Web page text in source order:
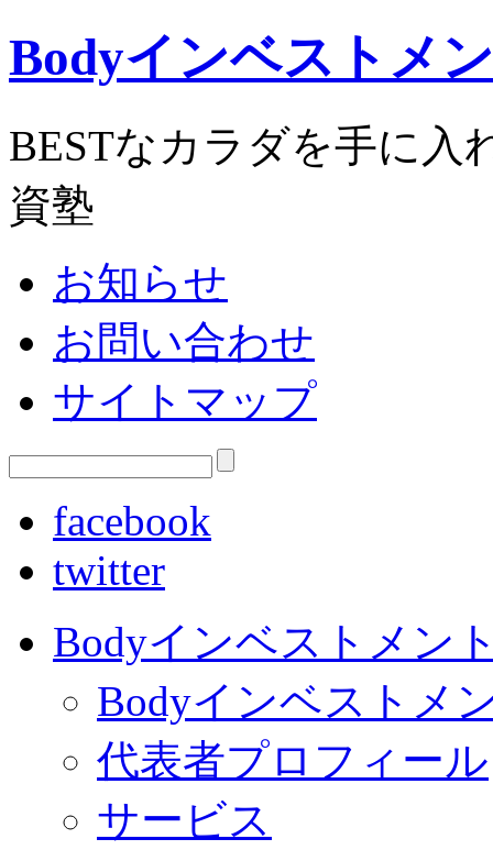
Bodyインベストメ
BESTなカラダを手に入
資塾
お知らせ
お問い合わせ
サイトマップ
facebook
twitter
Bodyインベストメン
Bodyインベストメ
代表者プロフィール
サービス